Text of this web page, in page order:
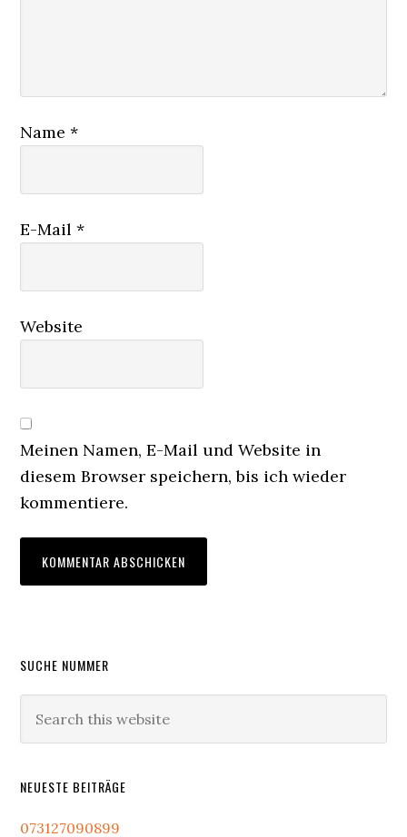
Name*
E-Mail*
Website
Meinen Namen, E-Mail und Website in
diesem Browser speichern, bis ich wieder
kommentiere.
Primary
Sidebar
SUCHE NUMMER
this
NEUESTE BEITRÄGE
073127090899